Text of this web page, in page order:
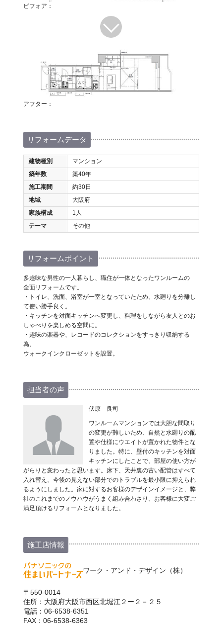
ビフォア：
アフター：
リフォームデータ
建物種別
マンション
築年数
築40年
施工期間
約30日
地域
大阪府
家族構成
1人
テーマ
その他
リフォームポイント
多趣味な男性の一人暮らし、職住が一体となったワンルームの
全面リフォームです。
・トイレ、洗面、浴室が一室となっていたため、水廻りを分離し
て使い勝手良く。
・キッチンを対面キッチンへ変更し、料理をしながら友人とのお
しゃべりを楽しめる空間に。
・趣味の楽器や、レコードのコレクションをすっきり収納する
為、
ウォークインクローゼットを設置。
担当者の声
伏原 良司
ワンルームマンションでは大胆な間取り
の変更が難しいため、自然と水廻りの配
置や仕様にウエイトが置かれた物件とな
りました。特に、壁付のキッチンを対面
キッチンにしたことで、部屋の使い方が
がらりと変わったと思います。床下、天井裏の古い配管はすべて
入れ替え、今後の見えない部分でのトラブルを最小限に抑えられ
るようにしました。家に対するお客様のデザインイメージと、弊
社のこれまでのノウハウがうまく組み合わさり、お客様に大変ご
満足頂けるリフォームとなりました。
施工店情報
ワーク・アンド・デザイン（株）
〒550-0014
住所：大阪府大阪市西区北堀江２ー２－２５
電話：06-6538-6351
FAX：06-6538-6363